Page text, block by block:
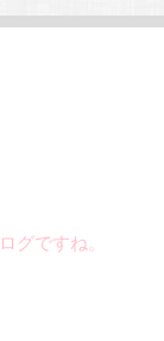
グですね。